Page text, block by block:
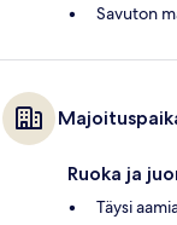
Savuton
Ruoka ja
Täysi